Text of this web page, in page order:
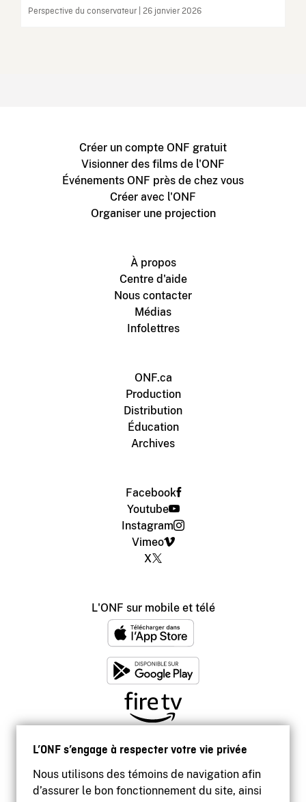
L’ONF s’engage à respecter votre vie privée
Nous utilisons des témoins de navigation afin
d’assurer le bon fonctionnement du site, ainsi
Perspective du conservateur | 26 janvier 2026
Créer un compte ONF gratuit
Visionner des films de l'ONF
Événements ONF près de chez vous
Créer avec l'ONF
Organiser une projection
À propos
Centre d'aide
Nous contacter
Médias
Infolettres
ONF.ca
Production
Distribution
Éducation
Archives
Facebook
Youtube
Instagram
Vimeo
X
L'ONF sur mobile et télé